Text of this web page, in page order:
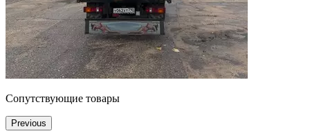
Сопутствующие товары
Previous